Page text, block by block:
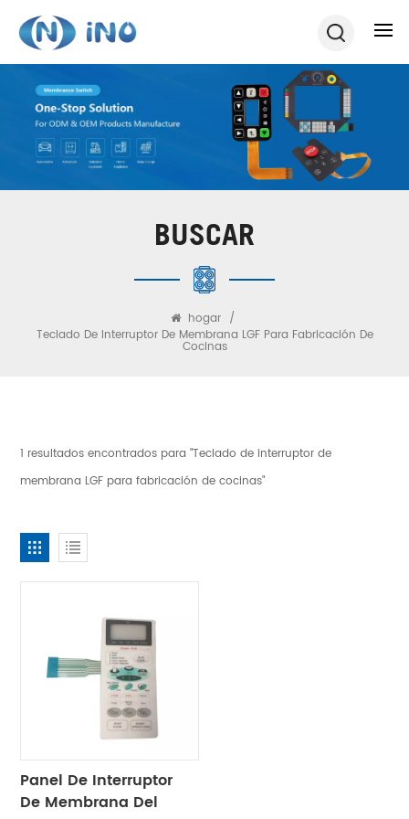
BUSCAR
hogar /
Teclado De Interruptor De Membrana LGF Para Fabricación De
Cocinas
1 resultados encontrados para "Teclado de interruptor de
membrana LGF para fabricación de cocinas"
Panel De Interruptor
De Membrana Del